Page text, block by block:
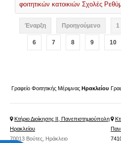
φοιτητικών κατοικιών Σχολές
Έναρξη Προηγούμενο 1
6 7 8 9 10
Γραφείο Φοιτητικής Μέριμνας Ηρακλείου
Κτήριο Διοίκησης ΙΙ, Πανεπιστημιούπολη
Ηρακλείου
70013 Βούτες, Ηράκλειο